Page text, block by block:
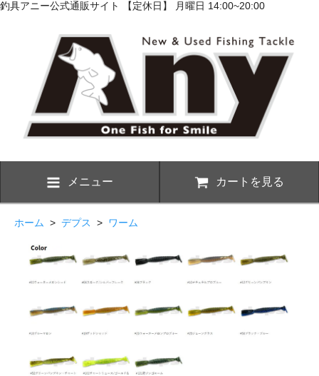
釣具アニー公式通販サイト 【定休日】 月曜日 14:00~20:00
メニュー カートを見る
ホーム > デプス > ワーム